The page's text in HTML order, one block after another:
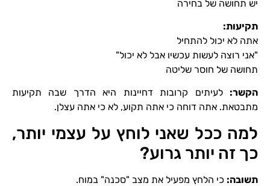
יש תחושה של בחירה
תקיעות:
אתה לא יכול להתחיל
"אני רוצה לעשות עכשיו אבל לא יכול"
תחושה של חוסר שליטה
הקשר: לעיתים קרובות דחיינות היא הדרך שבה תקיעות
מתבטאת. אתה דוחה כי אתה תקוע, לא כי אתה עצלן.
למה ככל שאני לוחץ על עצמי יותר,
כך זה יותר גרוע?
תשובה: כי הלחץ מפעיל את מצב "סכנה" במוח.